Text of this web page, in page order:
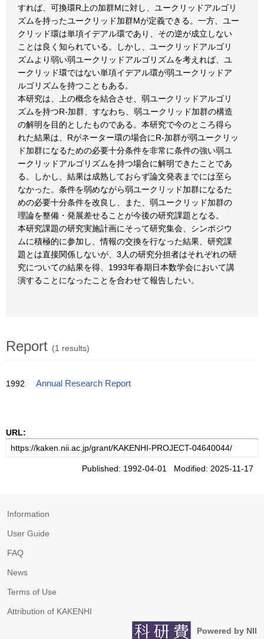
すれば、可換環R上の加群Mに対し、ユークリッドアルゴリ
ズムを持ったユークリッド加群Mが定義できる。一方、ユー
クリッド環は単項イデアル環であり、その逆が成立しない
ことは良く知られている。しかし、ユークリッドアルゴリ
ズムより弱い弱ユークリッドアルゴリズムを考えれば、ユ
ークリッド環ではない単項イデアル環が弱ユークリッドア
ルゴリズムを持つこともある。
本研究は、上の概念を結合させ、弱ユークリッドアルゴリ
ズムを持つR-加群、すなわち、弱ユークリッド加群の構造
の解明を目的としたものである。本研究で今のところ得ら
れた結果は、Rがネーター環の場合にR-加群が弱ユークリッ
ド加群になるための必要十分条件を非常に条件の強い弱ユ
ークリッドアルゴリズムを持つ場合に解明できたことであ
る。しかし、結果は成熟しておらず論文発表までには至ら
なかった。条件を弱めながら弱ユークリッド加群になるた
めの必要十分条件を改良し、また、弱ユークリッド加群の
理論を整備・発展差せることが今後の研究課題となる。
本研究課題の研究実施計画にそって研究集会、シンポジウ
ムに積極的に参加し、情報の交換を行なった結果、研究課
題とは直接関係しないが、3人の研究分担者はそれぞれの研
究についての結果を得、1993年春期日本数学会において講
演することになったことを合わせて報告したい。
Report (1 results)
1992 Annual Research Report
URL:
Published: 1992-04-01 Modified: 2025-11-17
Information
User Guide
FAQ
News
Terms of Use
Attribution of KAKENHI
Powered by NII